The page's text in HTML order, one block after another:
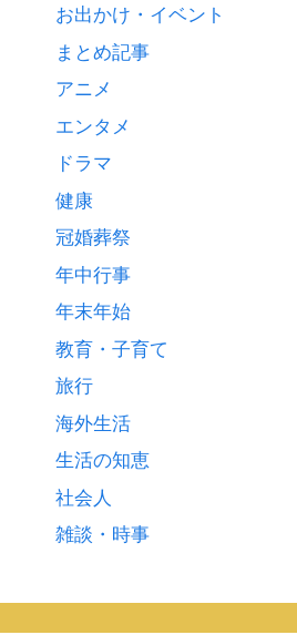
お出かけ・イベント
まとめ記事
アニメ
エンタメ
ドラマ
健康
冠婚葬祭
年中行事
年末年始
教育・子育て
旅行
海外生活
生活の知恵
社会人
雑談・時事